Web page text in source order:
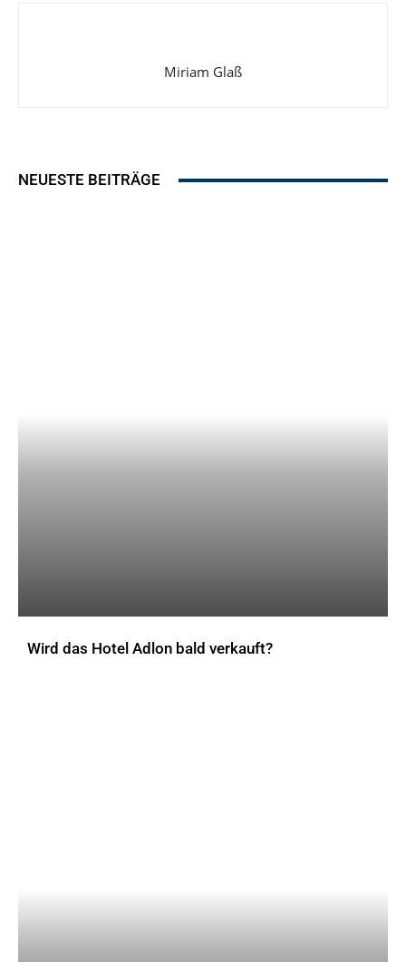
Miriam Glaß
NEUESTE BEITRÄGE
Wird das Hotel Adlon bald verkauft?